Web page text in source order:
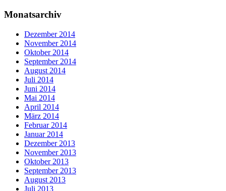
Monatsarchiv
Dezember 2014
November 2014
Oktober 2014
September 2014
August 2014
Juli 2014
Juni 2014
Mai 2014
April 2014
März 2014
Februar 2014
Januar 2014
Dezember 2013
November 2013
Oktober 2013
September 2013
August 2013
Juli 2013